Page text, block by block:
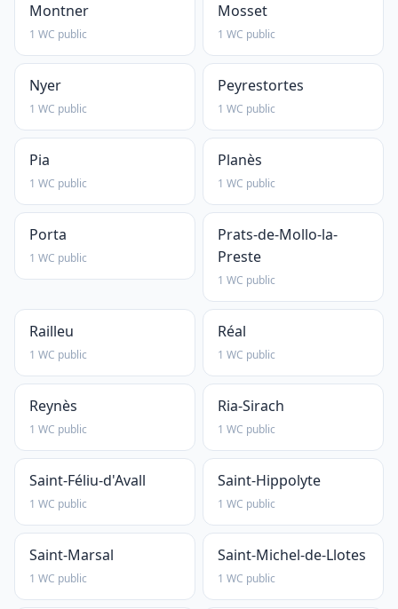
Montner
1 WC public
Mosset
1 WC public
Nyer
1 WC public
Peyrestortes
1 WC public
Pia
1 WC public
Planès
1 WC public
Porta
1 WC public
Prats-de-Mollo-la-
Preste
1 WC public
Railleu
1 WC public
Réal
1 WC public
Reynès
1 WC public
Ria-Sirach
1 WC public
Saint-Féliu-d'Avall
1 WC public
Saint-Hippolyte
1 WC public
Saint-Marsal
1 WC public
Saint-Michel-de-Llotes
1 WC public